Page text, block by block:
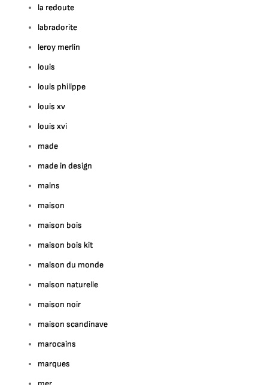
la redoute
labradorite
leroy merlin
louis
louis philippe
louis xv
louis xvi
made
made in design
mains
maison
maison bois
maison bois kit
maison du monde
maison naturelle
maison noir
maison scandinave
marocains
marques